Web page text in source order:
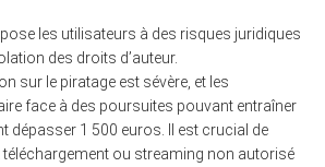
les utilisateurs à des risques juridiques
des droits d’auteur.
sur le piratage est sévère, et les
face à des poursuites pouvant entraîner
dépasser 1 500 euros. Il est crucial de
ou streaming non autorisé